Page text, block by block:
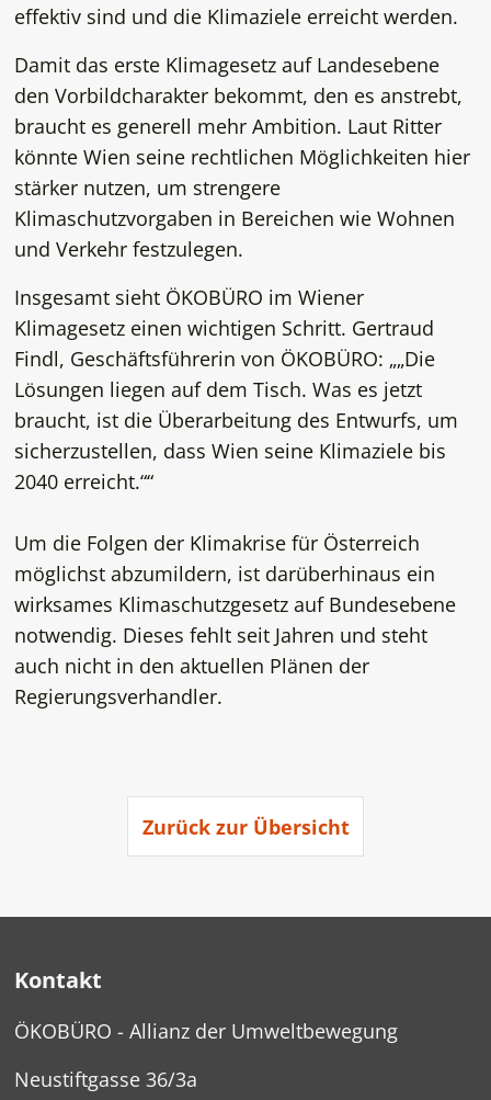
effektiv sind und die Klimaziele erreicht werden.
Damit das erste Klimagesetz auf Landesebene
den Vorbildcharakter bekommt, den es anstrebt,
braucht es generell mehr Ambition. Laut Ritter
könnte Wien seine rechtlichen Möglichkeiten hier
stärker nutzen, um strengere
Klimaschutzvorgaben in Bereichen wie Wohnen
und Verkehr festzulegen.
Insgesamt sieht ÖKOBÜRO im Wiener
Klimagesetz einen wichtigen Schritt. Gertraud
Findl, Geschäftsführerin von ÖKOBÜRO: „ Die
Lösungen liegen auf dem Tisch. Was es jetzt
braucht, ist die Überarbeitung des Entwurfs, um
sicherzustellen, dass Wien seine Klimaziele bis
2040 erreicht. “
Um die Folgen der Klimakrise für Österreich
möglichst abzumildern, ist darüberhinaus ein
wirksames Klimaschutzgesetz auf Bundesebene
notwendig. Dieses fehlt seit Jahren und steht
auch nicht in den aktuellen Plänen der
Regierungsverhandler.
Zurück zur Übersicht
Kontakt
ÖKOBÜRO - Allianz der Umweltbewegung
Neustiftgasse 36/3a